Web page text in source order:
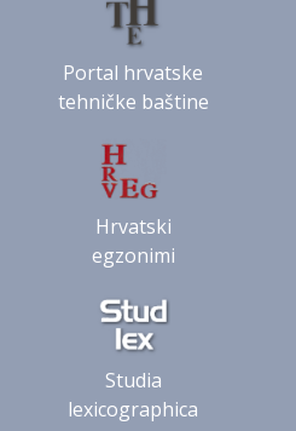
Portal hrvatske
tehničke baštine
Hrvatski
egzonimi
Studia
lexicographica